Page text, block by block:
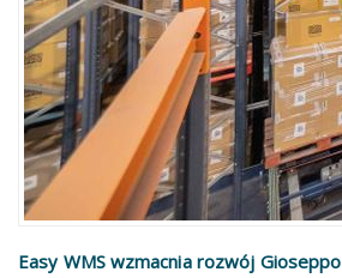
Easy WMS wzmacnia rozwój Gioseppo